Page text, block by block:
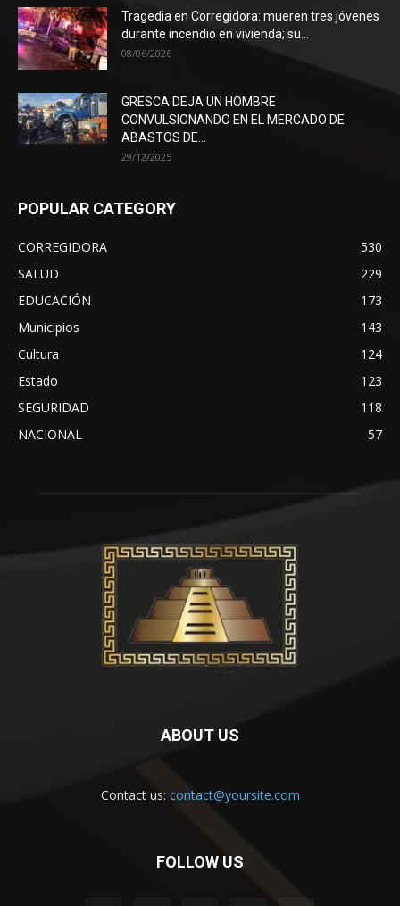
Tragedia en Corregidora: mueren tres jóvenes
durante incendio en vivienda; su...
08/06/2026
GRESCA DEJA UN HOMBRE
CONVULSIONANDO EN EL MERCADO DE
ABASTOS DE...
29/12/2025
POPULAR CATEGORY
CORREGIDORA
530
SALUD
229
EDUCACIÓN
173
Municipios
143
Cultura
124
Estado
123
SEGURIDAD
118
NACIONAL
57
ABOUT US
Contact us: contact@yoursite.com
FOLLOW US